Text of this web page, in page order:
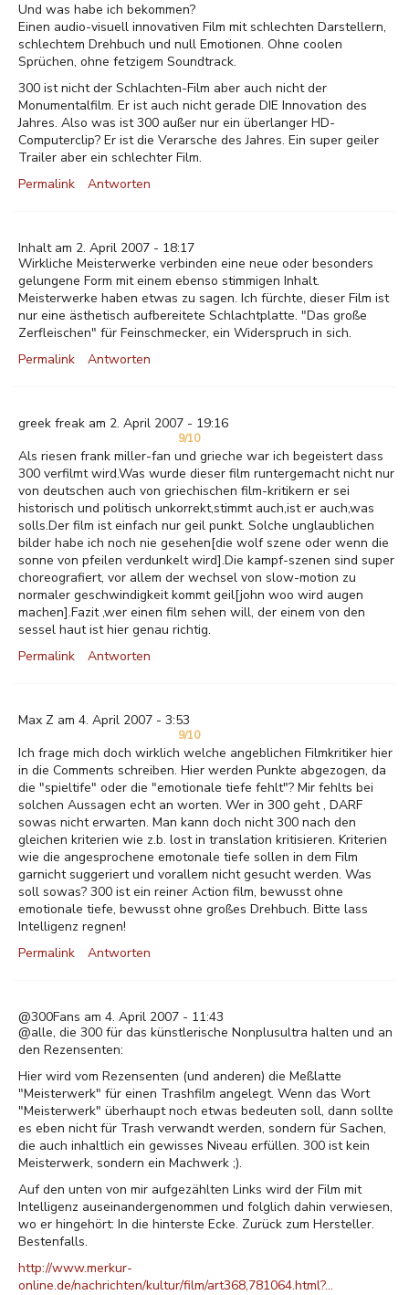
Und was habe ich bekommen?
Einen audio-visuell innovativen Film mit schlechten Darstellern,
schlechtem Drehbuch und null Emotionen. Ohne coolen
Sprüchen, ohne fetzigem Soundtrack.
300 ist nicht der Schlachten-Film aber auch nicht der
Monumentalfilm. Er ist auch nicht gerade DIE Innovation des
Jahres. Also was ist 300 außer nur ein überlanger HD-
Computerclip? Er ist die Verarsche des Jahres. Ein super geiler
Trailer aber ein schlechter Film.
Permalink
Antworten
Inhalt am 2. April 2007 - 18:17
Wirkliche Meisterwerke verbinden eine neue oder besonders
gelungene Form mit einem ebenso stimmigen Inhalt.
Meisterwerke haben etwas zu sagen. Ich fürchte, dieser Film ist
nur eine ästhetisch aufbereitete Schlachtplatte. "Das große
Zerfleischen" für Feinschmecker, ein Widerspruch in sich.
Permalink
Antworten
greek freak am 2. April 2007 - 19:16
9/10
Als riesen frank miller-fan und grieche war ich begeistert dass
300 verfilmt wird.Was wurde dieser film runtergemacht nicht nur
von deutschen auch von griechischen film-kritikern er sei
historisch und politisch unkorrekt,stimmt auch,ist er auch,was
solls.Der film ist einfach nur geil punkt. Solche unglaublichen
bilder habe ich noch nie gesehen[die wolf szene oder wenn die
sonne von pfeilen verdunkelt wird].Die kampf-szenen sind super
choreografiert, vor allem der wechsel von slow-motion zu
normaler geschwindigkeit kommt geil[john woo wird augen
machen].Fazit ,wer einen film sehen will, der einem von den
sessel haut ist hier genau richtig.
Permalink
Antworten
Max Z am 4. April 2007 - 3:53
9/10
Ich frage mich doch wirklich welche angeblichen Filmkritiker hier
in die Comments schreiben. Hier werden Punkte abgezogen, da
die "spieltife" oder die "emotionale tiefe fehlt"? Mir fehlts bei
solchen Aussagen echt an worten. Wer in 300 geht , DARF
sowas nicht erwarten. Man kann doch nicht 300 nach den
gleichen kriterien wie z.b. lost in translation kritisieren. Kriterien
wie die angesprochene emotonale tiefe sollen in dem Film
garnicht suggeriert und vorallem nicht gesucht werden. Was
soll sowas? 300 ist ein reiner Action film, bewusst ohne
emotionale tiefe, bewusst ohne großes Drehbuch. Bitte lass
Intelligenz regnen!
Permalink
Antworten
@300Fans am 4. April 2007 - 11:43
@alle, die 300 für das künstlerische Nonplusultra halten und an
den Rezensenten:
Hier wird vom Rezensenten (und anderen) die Meßlatte
"Meisterwerk" für einen Trashfilm angelegt. Wenn das Wort
"Meisterwerk" überhaupt noch etwas bedeuten soll, dann sollte
es eben nicht für Trash verwandt werden, sondern für Sachen,
die auch inhaltlich ein gewisses Niveau erfüllen. 300 ist kein
Meisterwerk, sondern ein Machwerk ;).
Auf den unten von mir aufgezählten Links wird der Film mit
Intelligenz auseinandergenommen und folglich dahin verwiesen,
wo er hingehört: In die hinterste Ecke. Zurück zum Hersteller.
Bestenfalls.
http://www.merkur-
online.de/nachrichten/kultur/film/art368,781064.html?…